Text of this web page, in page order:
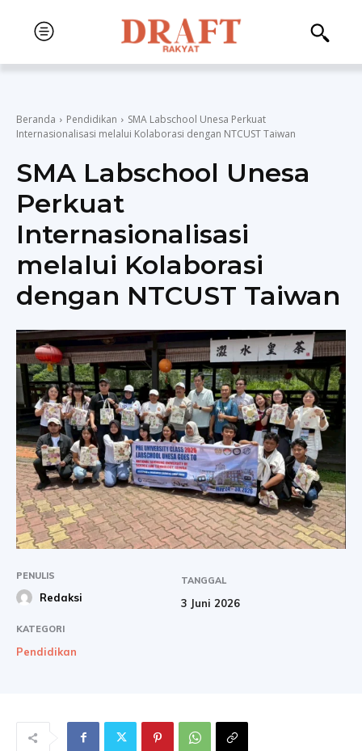
Beranda Pendidikan
SMA Labschool Unesa Perkuat
Internasionalisasi melalui Kolaborasi dengan NTCUST Taiwan
SMA Labschool Unesa
Perkuat
Internasionalisasi
melalui Kolaborasi
dengan NTCUST Taiwan
PENULIS
Redaksi
TANGGAL
3 Juni 2026
KATEGORI
Pendidikan